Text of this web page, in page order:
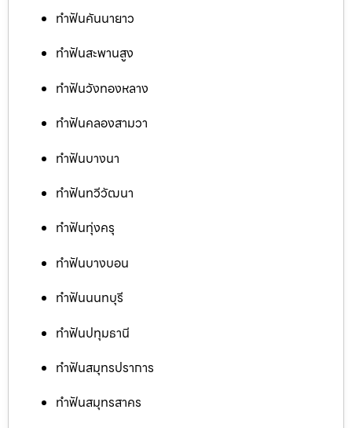
ทำฟันคันนายาว
ทำฟันสะพานสูง
ทำฟันวังทองหลาง
ทำฟันคลองสามวา
ทำฟันบางนา
ทำฟันทวีวัฒนา
ทำฟันทุ่งครุ
ทำฟันบางบอน
ทำฟันนนทบุรี
ทำฟันปทุมธานี
ทำฟันสมุทรปราการ
ทำฟันสมุทรสาคร